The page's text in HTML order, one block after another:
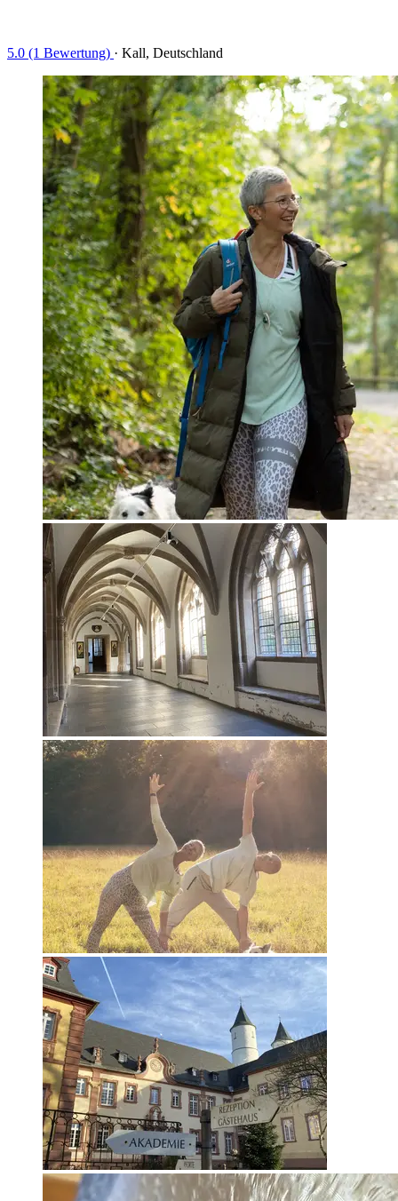
5.0 (1 Bewertung) · Kall, Deutschland